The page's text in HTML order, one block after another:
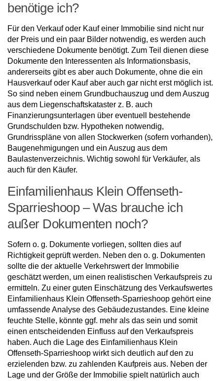
benötige ich?
Für den Verkauf oder Kauf einer Immobilie sind nicht nur
der Preis und ein paar Bilder notwendig, es werden auch
verschiedene Dokumente benötigt. Zum Teil dienen diese
Dokumente den Interessenten als Informationsbasis,
andererseits gibt es aber auch Dokumente, ohne die ein
Hausverkauf oder Kauf aber auch gar nicht erst möglich ist.
So sind neben einem Grundbuchauszug und dem Auszug
aus dem Liegenschaftskataster z. B. auch
Finanzierungsunterlagen über eventuell bestehende
Grundschulden bzw. Hypotheken notwendig,
Grundrisspläne von allen Stockwerken (sofern vorhanden),
Baugenehmigungen und ein Auszug aus dem
Baulastenverzeichnis. Wichtig sowohl für Verkäufer, als
auch für den Käufer.
Einfamilienhaus Klein Offenseth-
Sparrieshoop – Was brauche ich
außer Dokumenten noch?
Sofern o. g. Dokumente vorliegen, sollten dies auf
Richtigkeit geprüft werden. Neben den o. g. Dokumenten
sollte die der aktuelle Verkehrswert der Immobilie
geschätzt werden, um einen realistischen Verkaufspreis zu
ermitteln. Zu einer guten Einschätzung des Verkaufswertes
Einfamilienhaus Klein Offenseth-Sparrieshoop gehört eine
umfassende Analyse des Gebäudezustandes. Eine kleine
feuchte Stelle, könnte ggf. mehr als das sein und somit
einen entscheidenden Einfluss auf den Verkaufspreis
haben. Auch die Lage des Einfamilienhaus Klein
Offenseth-Sparrieshoop wirkt sich deutlich auf den zu
erzielenden bzw. zu zahlenden Kaufpreis aus. Neben der
Lage und der Größe der Immobilie spielt natürlich auch